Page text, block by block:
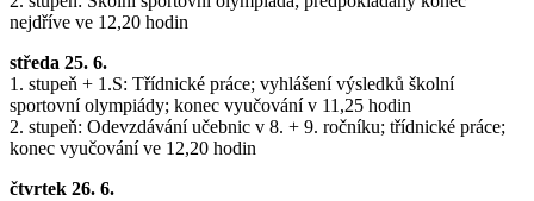
nejdříve ve 12,20 hodin
středa 25. 6.
1. stupeň + 1.S: Třídnické práce; vyhlášení výsledků školní
sportovní olympiády; konec vyučování v 11,25 hodin
2. stupeň: Odevzdávání učebnic v 8. + 9. ročníku; třídnické práce;
konec vyučování ve 12,20 hodin
čtvrtek 26. 6.